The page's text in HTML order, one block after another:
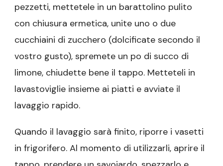
pezzetti, mettetele in un barattolino pulito
con chiusura ermetica, unite uno o due
cucchiaini di zucchero (dolcificate secondo il
vostro gusto), spremete un po di succo di
limone, chiudette bene il tappo. Metteteli in
lavastoviglie insieme ai piatti e avviate il
lavaggio rapido.
Quando il lavaggio sarà finito, riporre i vasetti
in frigorifero. Al momento di utilizzarli, aprire il